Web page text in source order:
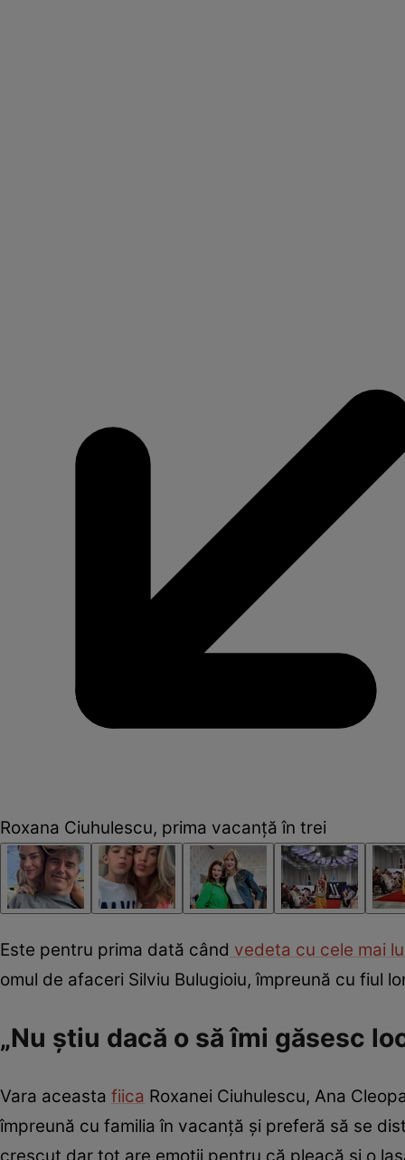
Roxana Ciuhulescu, prima vacanță în trei
Este pentru prima dată când vedeta cu cele mai
omul de afaceri Silviu Bulugioiu, împreună cu fiul
„Nu știu dacă o să îmi găsesc
Vara aceasta fiica Roxanei Ciuhulescu, Ana
împreună cu familia în vacanță și preferă să se